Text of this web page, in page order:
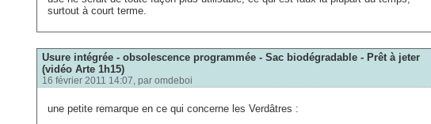
surtout à court terme.
Usure intégrée - obsolescence programmée - Sac biodégradable - Prêt à jeter
(vidéo Arte 1h15)
16 février 2011 14:07, par omdeboi
une petite remarque en ce qui concerne les Verdâtres :